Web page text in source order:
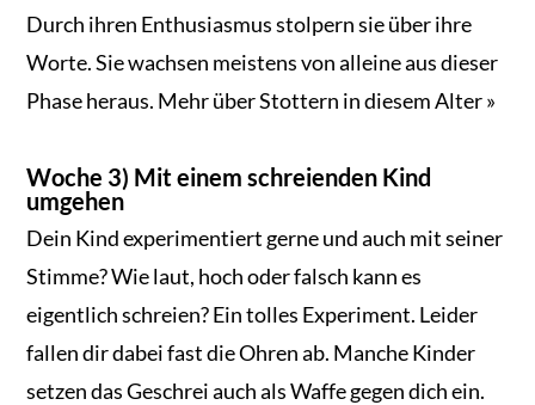
Durch ihren Enthusiasmus stolpern sie über ihre
Worte. Sie wachsen meistens von alleine aus dieser
Phase heraus. Mehr über Stottern in diesem Alter »
Woche 3) Mit einem schreienden Kind
umgehen
Dein Kind experimentiert gerne und auch mit seiner
Stimme? Wie laut, hoch oder falsch kann es
eigentlich schreien? Ein tolles Experiment. Leider
fallen dir dabei fast die Ohren ab. Manche Kinder
setzen das Geschrei auch als Waffe gegen dich ein.